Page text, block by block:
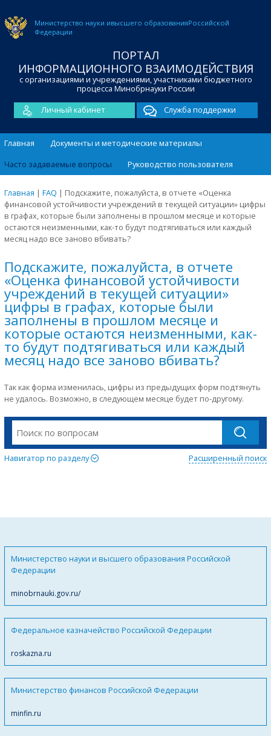
Министерство науки ивысшего образованияРоссийской
Федерации
ПОРТАЛ
ИНФОРМАЦИОННОГО ВЗАИМОДЕЙСТВИЯ
с организациями и учреждениями, участниками бюджетного
процесса Минобрнауки России
Личный кабинет
Служба поддержки
Главная
Документы и методические материалы
Часто задаваемые вопросы
Руководство пользователя
Главная | FAQ | Подскажите, пожалуйста, в отчете «Оценка
финансовой устойчивости учреждений в текущей ситуации» цифры
в графах, которые были заполнены в прошлом месяце и которые
остаются неизменными, как-то будут подтягиваться или каждый
месяц надо все заново вбивать?
Подскажите, пожалуйста, в отчете
«Оценка финансовой устойчивости
учреждений в текущей ситуации»
цифры в графах, которые были
заполнены в прошлом месяце и
которые остаются неизменными, как-
то будут подтягиваться или каждый
месяц надо все заново вбивать?
Так как форма изменилась, цифры из предыдущих форм подтянуть
не удалось. Возможно, в следующем месяце будет по-другому.
Навигатор по разделу Расширенный поиск
Министерство науки и высшего образования Российской
Федерации
minobrnauki.gov.ru/
Федеральное казначейство Российской Федерации
roskazna.ru
Министерство финансов Российской Федерации
minfin.ru